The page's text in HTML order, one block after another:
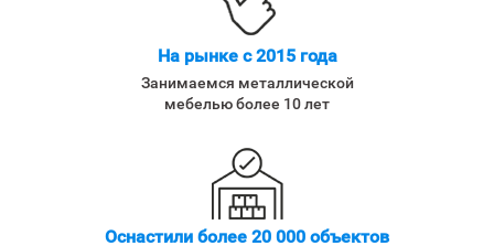
На рынке с 2015 года
Занимаемся металлической
мебелью более 10 лет
Оснастили более 20 000 объектов